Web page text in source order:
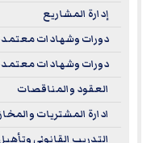
game? Here's
is a smart move:
ILM qualifications
you've trained
standards.
إدارة المشاريع
دورات وشهادات معتمدة
دورات وشهادات
العقود والمناقصات
ادارة المشتريات
التدريب القانوني